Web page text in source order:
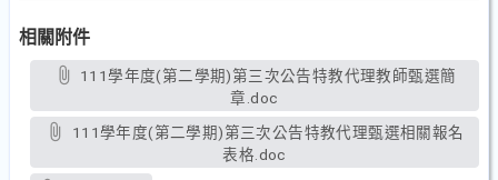
相關附件
章.doc
表格.doc